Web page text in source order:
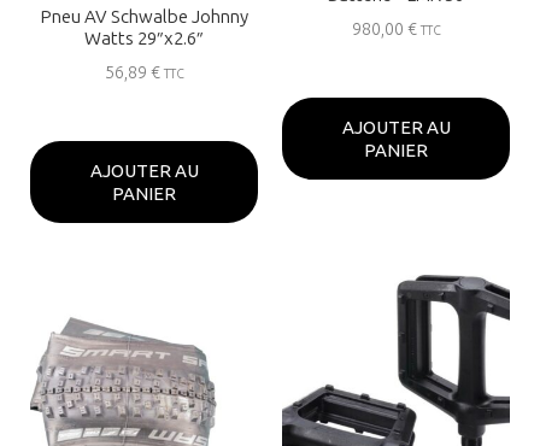
Pneu AV Schwalbe Johnny
Watts 29″x2.6″
56,89 € TTC
AJOUTER AU
PANIER
980,00 € TTC
AJOUTER AU
PANIER
S'inscrire